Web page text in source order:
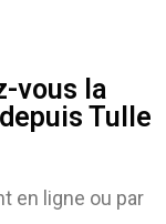
vous la
Tulle
en ligne ou par